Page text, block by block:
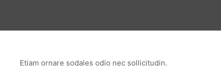
Etiam ornare sodales odio nec sollicitudin.